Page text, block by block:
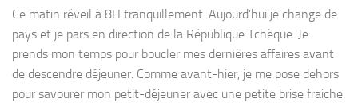
Ce matin réveil à 8H tranquillement. Aujourd’hui je change de
pays et je pars en direction de la République Tchèque. Je
prends mon temps pour boucler mes dernières affaires avant
de descendre déjeuner. Comme avant-hier, je me pose dehors
pour savourer mon petit-déjeuner avec une petite brise fraiche.